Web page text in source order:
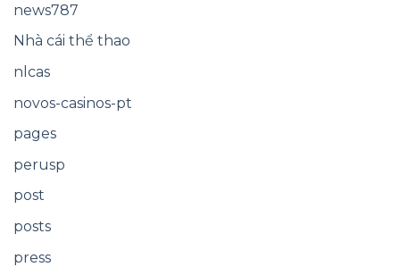
news787
Nhà cái thể thao
nlcas
novos-casinos-pt
pages
perusp
post
posts
press